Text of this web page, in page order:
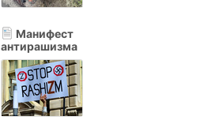
Манифест
антирашизма